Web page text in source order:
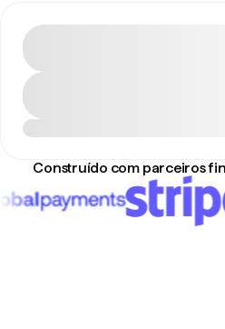
Construído com parceiros